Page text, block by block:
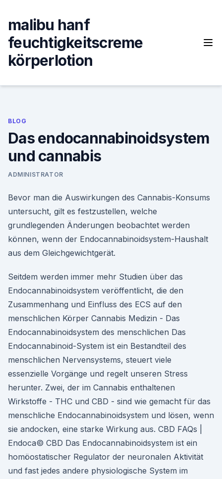
content
malibu hanf
feuchtigkeitscreme
körperlotion
BLOG
Das endocannabinoidsystem
und cannabis
ADMINISTRATOR
Bevor man die Auswirkungen des Cannabis-Konsums
untersucht, gilt es festzustellen, welche
grundlegenden Änderungen beobachtet werden
können, wenn der Endocannabinoidsystem-Haushalt
aus dem Gleichgewichtgerät.
Seitdem werden immer mehr Studien über das
Endocannabinoidsystem veröffentlicht, die den
Zusammenhang und Einfluss des ECS auf den
menschlichen Körper Cannabis Medizin - Das
Endocannabinoidsystem des menschlichen Das
Endocannabinoid-System ist ein Bestandteil des
menschlichen Nervensystems, steuert viele
essenzielle Vorgänge und regelt unseren Stress
herunter. Zwei, der im Cannabis enthaltenen
Wirkstoffe - THC und CBD - sind wie gemacht für das
menschliche Endocannabinoidsystem und lösen, wenn
sie andocken, eine starke Wirkung aus. CBD FAQs |
Endoca© CBD Das Endocannabinoidsystem ist ein
homöostatischer Regulator der neuronalen Aktivität
und fast jedes andere physiologische System im